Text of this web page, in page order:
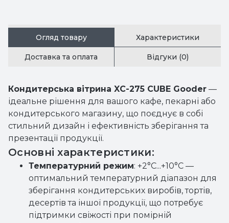
Огляд товару Характеристики
Доставка та оплата Відгуки (0)
Кондитерська вітрина XC-275 CUBE Gooder —
ідеальне рішення для вашого кафе, пекарні або
кондитерського магазину, що поєднує в собі
стильний дизайн і ефективність зберігання та
презентації продукції.
Основні характеристики:
Температурний режим: +2°C...+10°C —
оптимальний температурний діапазон для
зберігання кондитерських виробів, тортів,
десертів та іншої продукції, що потребує
підтримки свіжості при помірній